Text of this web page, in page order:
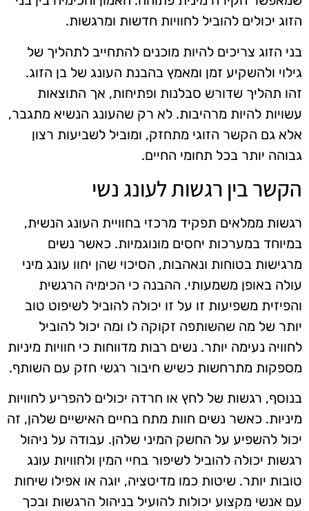
הזוג יכולים להוביל לחוויות חדשות ומרגשות.
בני הזוג צריכים להיות מוכנים להתחייב לתהליך של
גילוי ולהשקיע זמן ומאמץ בהבנת העונג של בן הזוג.
זהו תהליך שדורש סבלנות ופתיחות, אך התוצאות
עשויות להיות מרהיבות. לא רק שהעונג הנשיא מתגבר,
אלא גם הקשר הזוגי מתחזק, ומוביל לשביעות רצון
גבוהה יותר בכל תחומי החיים.
הקשר בין רגשות לעונג נשי
רגשות ממלאים תפקיד מרכזי בחוויית העונג הנשית,
במיוחד במערכות יחסים מונוגמיות. כאשר נשים
מרגישות בטוחות ונאהבות, הסיכוי שהן יחוו עונג מיני
עולה באופן משמעותי. ההבנה כי הכימיה הרגשית
והפיזית משפיעות זו על זו יכולה להוביל לשיפוט טוב
יותר של מה שהשותפה זקוקה לו ומה יכול להוביל
לחוויה נעימה יותר. נשים רבות מדווחות כי חוויות מיניות
מספקות מתרחשות כשיש חיבור רגשי חזק עם השותף.
בנוסף, רגשות של לחץ או חרדה יכולים להפריע לחוויות
מיניות. כאשר נשים חוות מתח בחיים האישיים שלהן, זה
יכול להשפיע על החשק המיני שלהן. עבודה על ניהול
רגשות יכולה להוביל לשיפור בחיי המין ולחוויות עונג
טובות יותר. שיטות כמו מדיטציה, יוגה או אפילו שיחות
עם אנשי מקצוע יכולות להועיל בניהול הרגשות ובכך